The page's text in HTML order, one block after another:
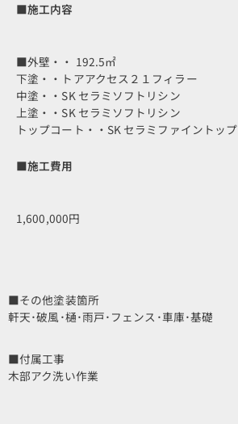
■施工内容
■外壁・・ 192.5㎡
下塗・・トアアクセス２１フィラー
中塗・・SK セラミソフトリシン
上塗・・SK セラミソフトリシン
トップコート・・SK セラミファイントップ
■施工費用
1,600,000円
■その他塗装箇所
軒天･破風･樋･雨戸･フェンス･車庫･基礎
■付属工事
木部アク洗い作業